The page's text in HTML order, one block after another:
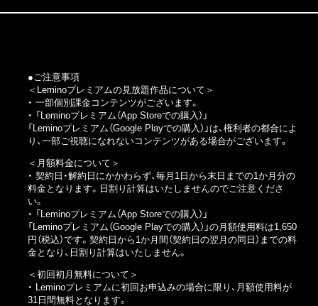
●ご注意事項
＜Leminoプレミアムの見放題作品について＞
・ 一部個別課金コンテンツがございます。
・ 「Leminoプレミアム（App Storeでの購入）」
「Leminoプレミアム（Google Playでの購入）」 は、権利者の都合によ
り、一部ご視聴になれないコンテンツがある場合がございます。
＜月額料金について＞
・ 契約日・解約日にかかわらず、毎月1日から末日までの1か月分の
料金となります。日割り計算はいたしませんのでご注意くださ
い。
・ 「Leminoプレミアム（App Storeでの購入）」
「Leminoプレミアム（Google Playでの購入）」の月額使用料は1,650
円（税込）です。契約日から1か月間（契約日の翌月の同日）までの料
金となり、日割り計算はいたしません。
＜初回初月無料について＞
・ Leminoプレミアムに初回お申込みの場合に限り、月額使用料が
31日間無料となります。